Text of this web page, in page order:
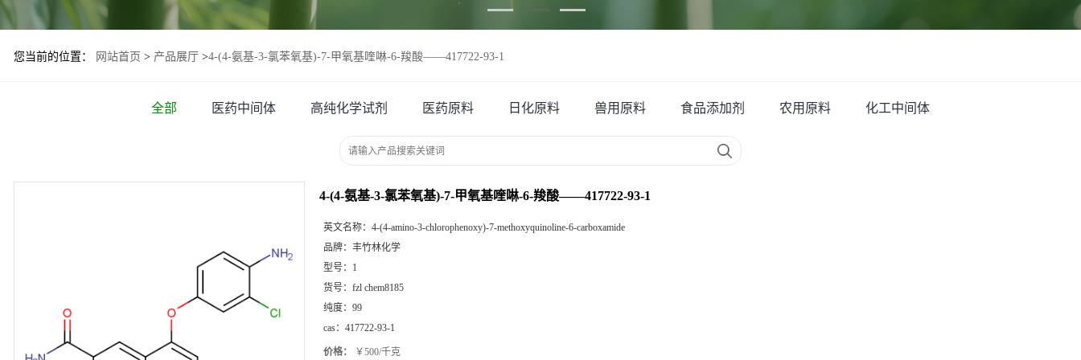
您当前的位置： 网站首页 > 产品展厅 >4-(4-氨基-3-氯苯氧基)-7-甲氧基喹啉-6-羧酸——417722-93-1
全部 医药中间体 高纯化学试剂 医药原料 日化原料 兽用原料 食品添加剂 农用原料 化工中间体
4-(4-氨基-3-氯苯氧基)-7-甲氧基喹啉-6-羧酸——417722-93-1
英文名称： 4-(4-amino-3-chlorophenoxy)-7-methoxyquinoline-6-carboxamide
品牌： 丰竹林化学
型号： 1
货号： fzl chem8185
纯度： 99
cas： 417722-93-1
价格： ￥500/千克